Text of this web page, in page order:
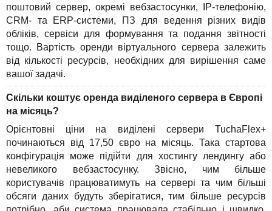
поштовий сервер, окремі вебзастосунки, IP-телефонію,
CRM- та ERP-системи, ПЗ для ведення різних видів
обліків, сервіси для формування та подання звітності
тощо. Вартість оренди віртуального сервера залежить
від кількості ресурсів, необхідних для вирішення саме
вашої задачі.
Скільки коштує оренда виділеного сервера в Європі
на місяць?
Орієнтовні ціни на виділені сервери TuchaFlex+
починаються від 17,50 євро на місяць. Така стартова
конфігурація може підійти для хостингу лендингу або
невеликого вебзастосунку. Звісно, чим більше
користувачів працюватимуть на сервері та чим більші
обсяги даних будуть зберігатися, тим більше ресурсів